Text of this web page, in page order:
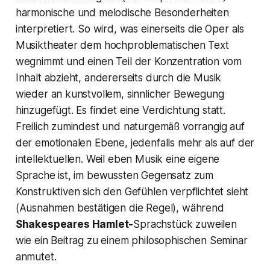
harmonische und melodische Besonderheiten
interpretiert. So wird, was einerseits die Oper als
Musiktheater dem hochproblematischen Text
wegnimmt und einen Teil der Konzentration vom
Inhalt abzieht, andererseits durch die Musik
wieder an kunstvollem, sinnlicher Bewegung
hinzugefügt. Es findet eine Verdichtung statt.
Freilich zumindest und naturgemäß vorrangig auf
der emotionalen Ebene, jedenfalls mehr als auf der
intellektuellen. Weil eben Musik eine eigene
Sprache ist, im bewussten Gegensatz zum
Konstruktiven sich den Gefühlen verpflichtet sieht
(Ausnahmen bestätigen die Regel), während
Shakespeares Hamlet-Sprachstück zuweilen
wie ein Beitrag zu einem philosophischen Seminar
anmutet.